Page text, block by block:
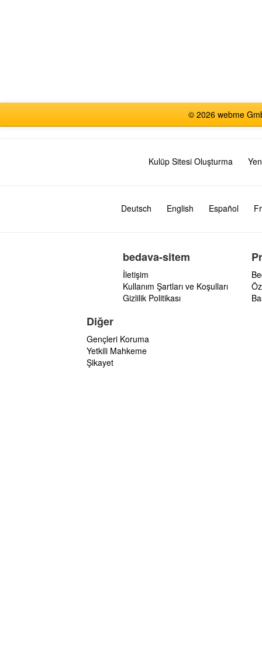
© 2026 webme
Kulüp Sitesi Oluşturma
Deutsch English Español
bedava-sitem
İletişim
Kullanım Şartları ve Koşulları
Gizlilik Politikası
Diğer
Gençleri Koruma
Yetkili Mahkeme
Şikayet